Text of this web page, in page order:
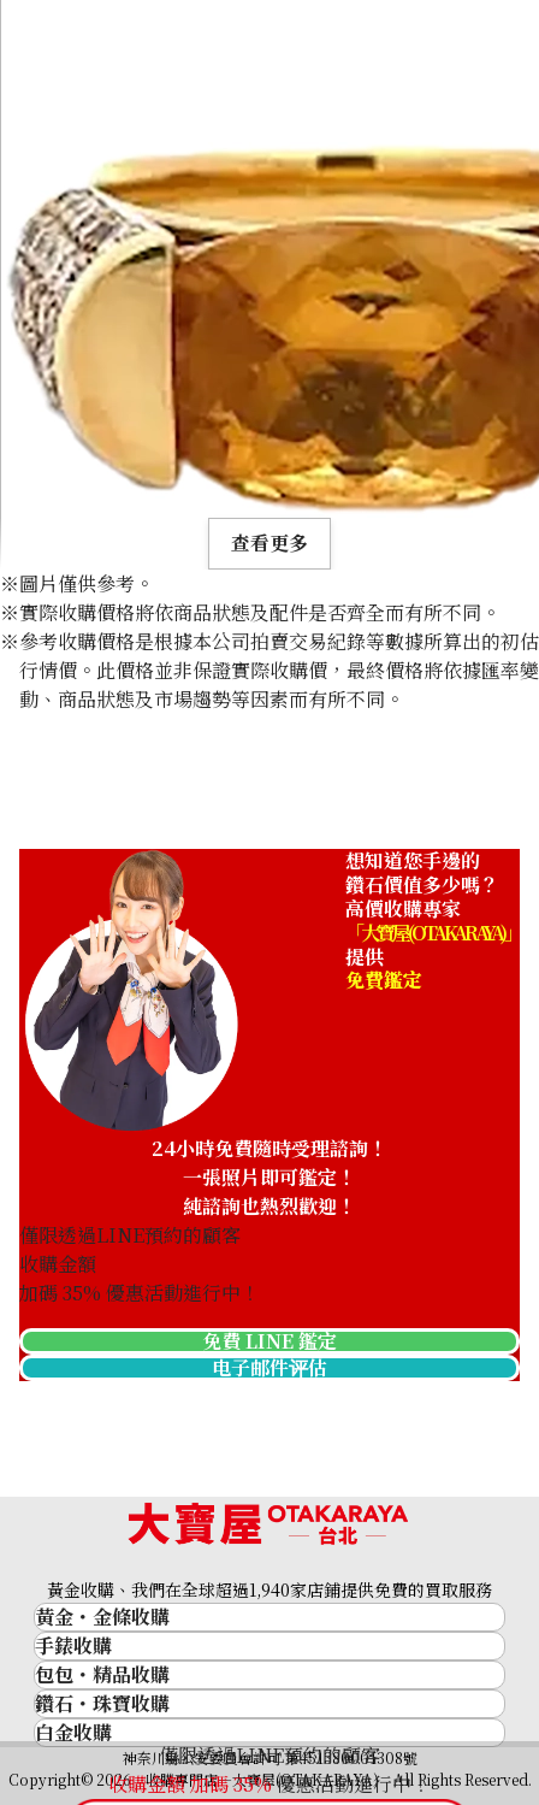
Citrine diamond ring 3.3ct
Citrine diamond ring 11.5ct
NTD 17,999
查看更多
※圖片僅供參考。
※實際收購價格將依商品狀態及配件是否齊全而有所不同。
※參考收購價格是根據本公司拍賣交易紀錄等數據所算出的初估
行情價。此價格並非保證實際收購價，最終價格將依據匯率變
動、商品狀態及市場趨勢等因素而有所不同。
想知道您手邊的
鑽石價值多少嗎？
高價收購專家
「大寶屋 (OTAKARAYA)」
提供
免費鑑定
24小時免費隨時受理諮詢！
一張照片即可鑑定！
純諮詢也熱烈歡迎！
僅限透過LINE預約的顧客
收購金額
加碼35% 優惠活動進行中！
免費 LINE 鑑定
电子邮件评估
僅限透過LINE預約的顧客
收購金額 加碼35%優惠活動進行中！
黃金收購、我們在全球超過1,940家店鋪提供免費的買取服務
黃金・金條收購
黃金與貴金屬
金的錠
金幣
黃金過去10年
黃金飾品
手錶收購
名牌手錶
Rolex
Patek Philippe
Audemars Piguet
包包・精品收購
品牌精品
Cartier
LOUIS VUITTON
Hermès
鑽石・珠寶收購
鑽石･珠寶
祖母綠（翠玉）
白金收購
神奈川縣公安委員會許可 第451380001308號
Copyright© 2026 收購專門店—大寶屋(OTAKARAYA) All Rights Reserved.